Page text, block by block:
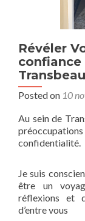
Révéler
Posted on 10
Au sein de
confidentialité.
Je suis
être un
réflexions et
d’entre vous